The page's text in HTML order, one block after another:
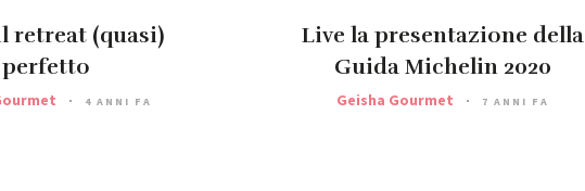
retreat (quasi)
perfetto
4 ANNI FA
Live la presentazione della
Guida Michelin 2020
Geisha Gourmet 7 ANNI FA